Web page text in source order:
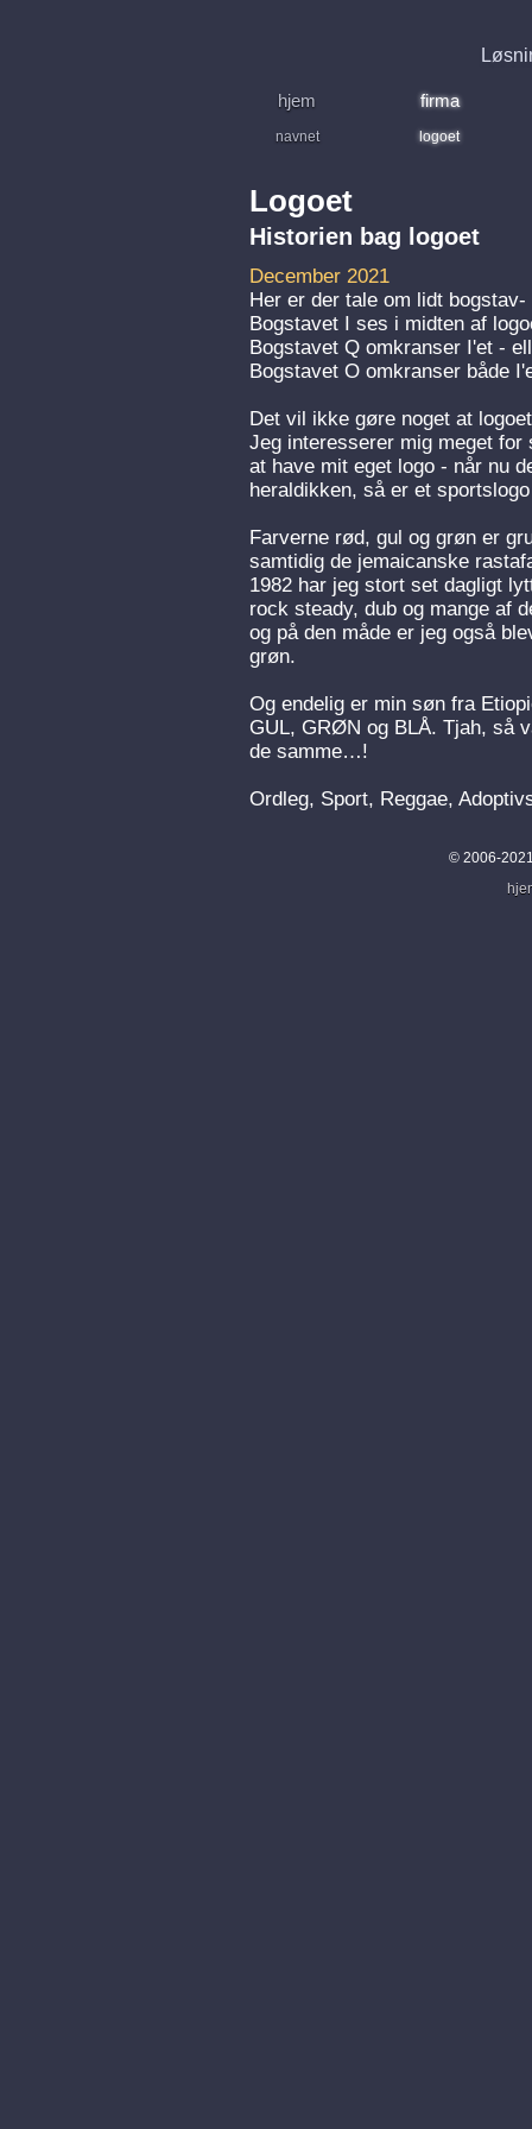
hjem firma
navnet logoet
Logoet
Historien bag logoet
December 2021
Her er der tale om lidt bogstav-
Bogstavet I ses i midten af
Bogstavet Q omkranser I'et -
Bogstavet O omkranser både
Det vil ikke gøre noget at
Jeg interesserer mig meget
at have mit eget logo - når nu
heraldikken, så er et
Farverne rød, gul og grøn er
samtidig de jemaicanske
1982 har jeg stort set dagligt
rock steady, dub og mange af
og på den måde er jeg også
grøn.
Og endelig er min søn fra
GUL, GRØN og BLÅ. Tjah, så
de samme…!
Ordleg, Sport, Reggae,
© 2006-